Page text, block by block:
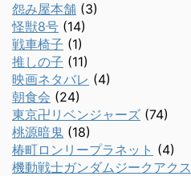
怨み屋本舗 (3)
怪獣8号 (14)
戦車椅子 (1)
推しの子 (11)
映画ネタバレ (4)
朝食会 (24)
東京卍リベンジャーズ (74)
桃源暗鬼 (18)
椿町ロンリープラネット (4)
機動戦士ガンダムジークアクス